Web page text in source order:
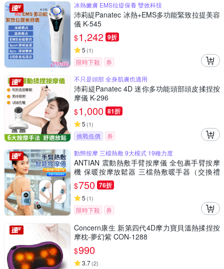
冰熱嫩膚 EMS拉提保養 雙效科技
沛莉緹Panatec 冰熱+EMS多功能緊致拉提美容
儀 K-545
$1,242 9折
5 (1)
限時下殺
券
不只是頭部 全身肌膚也適用
沛莉緹Panatec 4D 迷你多功能頭部頭皮揉捏按
摩儀 K-296
$1,000 81折
5 (1)
挑戰低價
券
動態按摩 三檔熱敷 9大模式 19種力度
ANTIAN 震動熱敷手臂按摩儀 全包裹手臂按摩
機 保暖按摩放鬆器 三檔熱敷暖手器（交換禮
物）
$750 76折
5 (1)
限時下殺 券
Concern康生 新第四代4D摩力寶貝溫熱揉捏按
摩枕-夢幻紫 CON-1288
$990
3.7(2)